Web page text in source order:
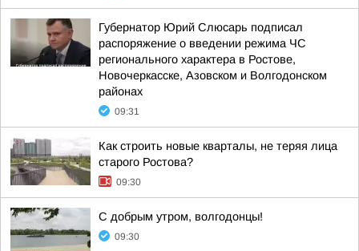
Губернатор Юрий Слюсарь подписал
распоряжение о введении режима ЧС
регионального характера в Ростове,
Новочеркасске, Азовском и Волгодонском
районах
09:31
Как строить новые кварталы, не теряя лица
старого Ростова?
09:30
С добрым утром, волгодонцы!
09:30